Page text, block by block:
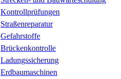
Kontrollprüfungen
Straßenreparatur
Gefahrstoffe
Brückenkontrolle
Ladungssicherung
Erdbaumaschinen